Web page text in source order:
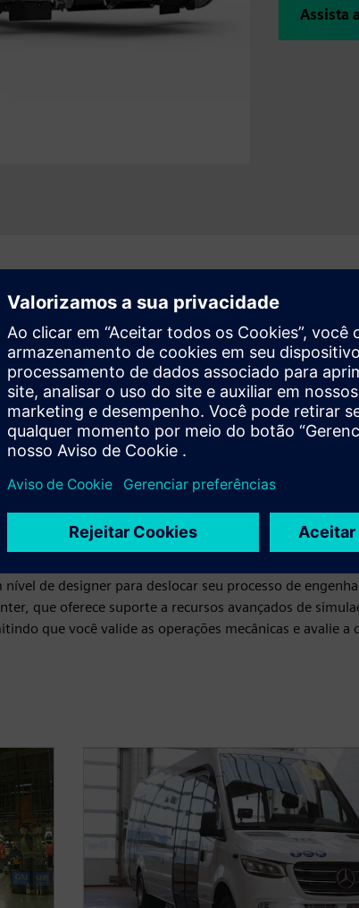
Assista
e
aproveitando o conjunto abrangente de
dos projetos de engenharia automotiva e liberando
componentes e montagens complexas com
e direta.
de design 3D ao Siemens Xcelerator, integrando-se a
de designer para deslocar seu processo de
que oferece suporte a recursos avançados de
que você valide as operações mecânicas e avalie a